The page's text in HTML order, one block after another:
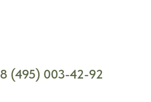
8 (495) 003-42-92